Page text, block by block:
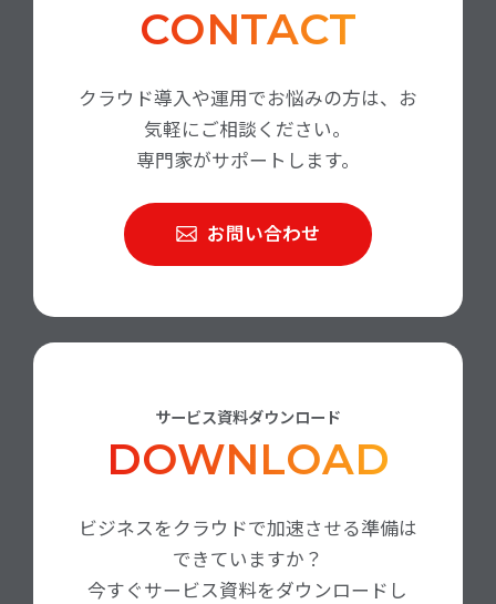
CONTACT
クラウド導入や運用でお悩みの方は、お
気軽にご相談ください。
専門家がサポートします。
お問い合わせ
サービス資料ダウンロード
DOWNLOAD
ビジネスをクラウドで加速させる準備は
できていますか？
今すぐサービス資料をダウンロードし